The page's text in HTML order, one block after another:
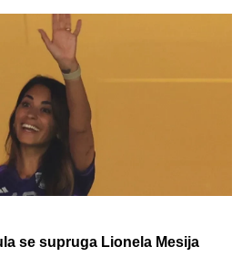
se supruga Lionela Mesija